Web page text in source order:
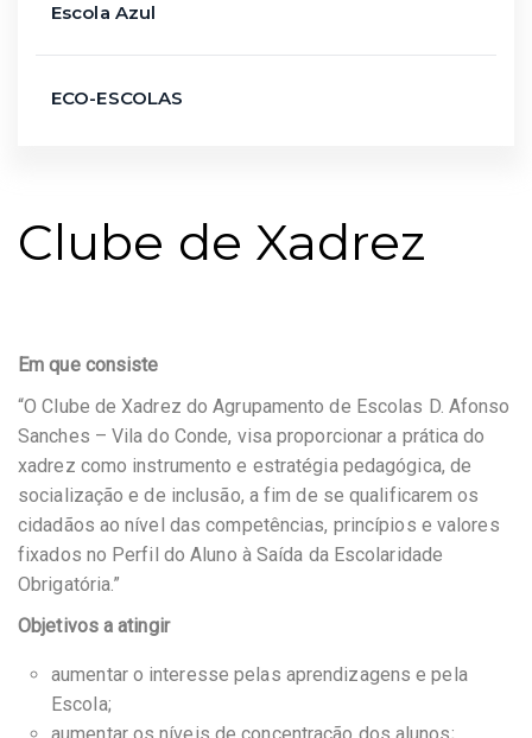
Clube de Xadrez
Em que consiste
“O Clube de Xadrez do Agrupamento de Escolas D. Afonso
Sanches – Vila do Conde, visa proporcionar a prática do
xadrez como instrumento e estratégia pedagógica, de
socialização e de inclusão, a fim de se qualificarem os
cidadãos ao nível das competências, princípios e valores
fixados no Perfil do Aluno à Saída da Escolaridade
Obrigatória.”
Objetivos a atingir
aumentar o interesse pelas aprendizagens e pela
Escola;
Escola Azul
ECO-ESCOLAS